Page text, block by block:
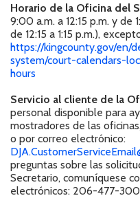
Horario de la Oficina del
9:00 a.m. a 12:15 p.m. y de
de 12:15 a 1:15 p.m.),
https://kingcounty.gov/en/
system/court-calendars-
hours
Servicio al cliente de la
personal disponible para
mostradores de las
o por correo electrónico:
preguntas sobre las
Secretario, comuníquese
electrónicos: 206-477-